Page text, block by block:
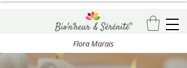
Flora Marais